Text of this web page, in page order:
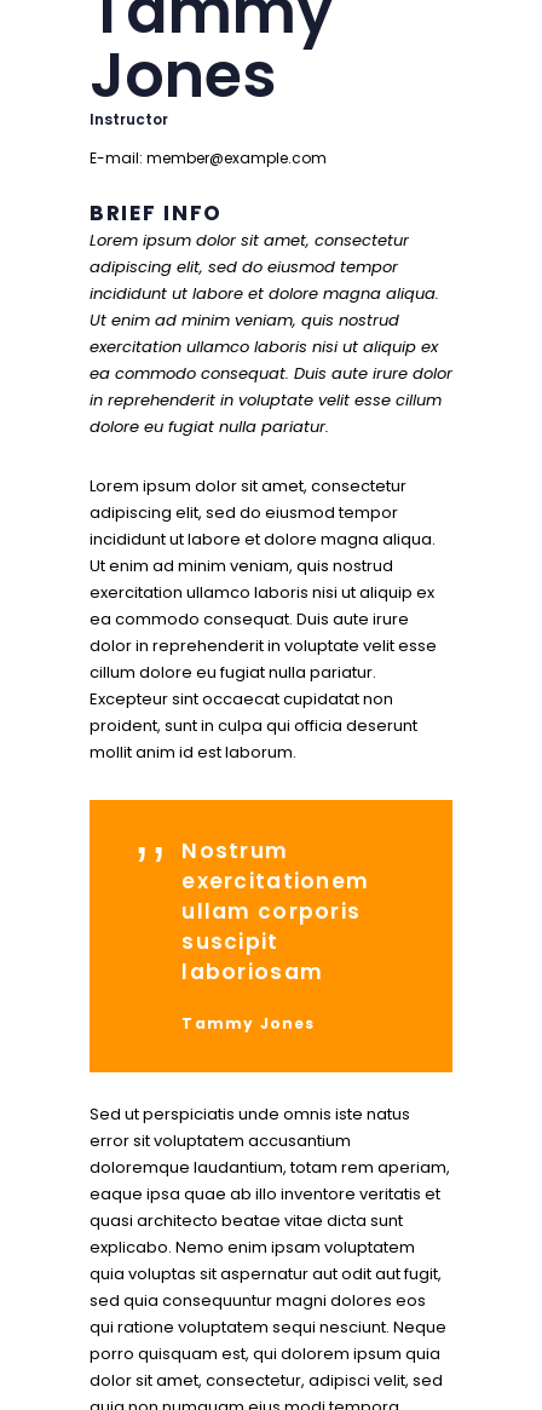
Jones
Instructor
E-mail: member@example.com
BRIEF INFO
Lorem ipsum dolor sit amet, consectetur
adipiscing elit, sed do eiusmod tempor
incididunt ut labore et dolore magna aliqua.
Ut enim ad minim veniam, quis nostrud
exercitation ullamco laboris nisi ut aliquip ex
ea commodo consequat. Duis aute irure dolor
in reprehenderit in voluptate velit esse cillum
dolore eu fugiat nulla pariatur.
Lorem ipsum dolor sit amet, consectetur
adipiscing elit, sed do eiusmod tempor
incididunt ut labore et dolore magna aliqua.
Ut enim ad minim veniam, quis nostrud
exercitation ullamco laboris nisi ut aliquip ex
ea commodo consequat. Duis aute irure
dolor in reprehenderit in voluptate velit esse
cillum dolore eu fugiat nulla pariatur.
Excepteur sint occaecat cupidatat non
proident, sunt in culpa qui officia deserunt
mollit anim id est laborum.
Nostrum
exercitationem
ullam corporis
suscipit
laboriosam
Tammy Jones
Sed ut perspiciatis unde omnis iste natus
error sit voluptatem accusantium
doloremque laudantium, totam rem aperiam,
eaque ipsa quae ab illo inventore veritatis et
quasi architecto beatae vitae dicta sunt
explicabo. Nemo enim ipsam voluptatem
quia voluptas sit aspernatur aut odit aut fugit,
sed quia consequuntur magni dolores eos
qui ratione voluptatem sequi nesciunt. Neque
porro quisquam est, qui dolorem ipsum quia
dolor sit amet, consectetur, adipisci velit, sed